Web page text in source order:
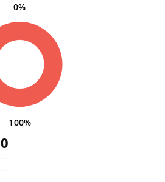
0%
100%
0
—
—